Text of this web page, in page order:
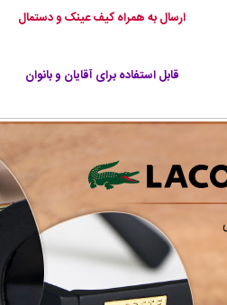
ارسال به همراه کیف عینک و دستمال
قابل استفاده برای آقایان و بانوان